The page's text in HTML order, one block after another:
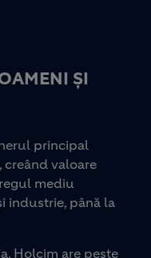
ȘI
principal
valoare
mediu
industrie, până la
Holcim are peste